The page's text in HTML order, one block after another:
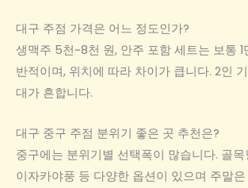
대구 주점 가격은 어느 정도인가?
생맥주 5천~8천 원, 안주 포함 세트는 보통 1
반적이며, 위치에 따라 차이가 큽니다. 2인
대가 흔합니다.
대구 중구 주점 분위기 좋은 곳 추천은?
중구에는 분위기별 선택폭이 많습니다. 골
이자카야풍 등 다양한 옵션이 있으며 주말